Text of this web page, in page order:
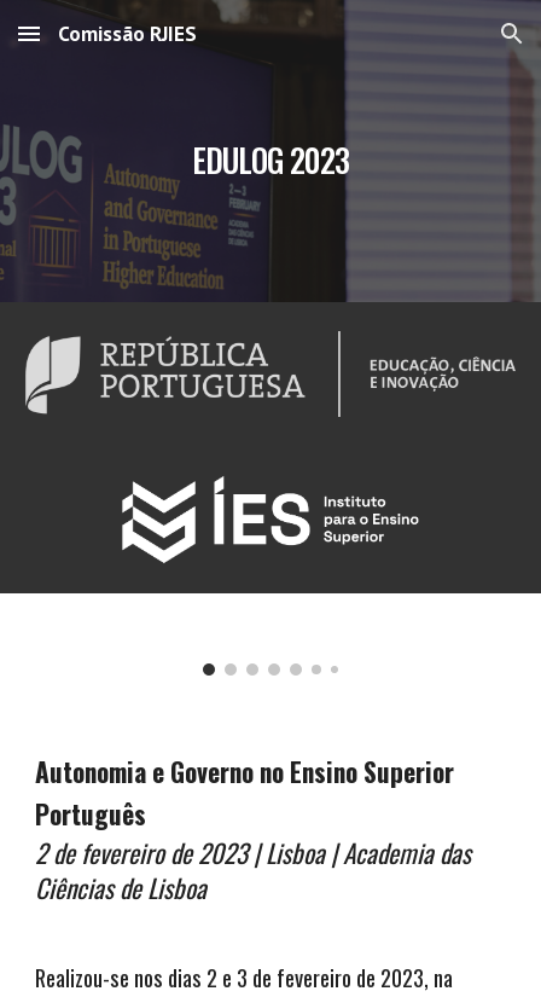
Skip to main content Skip to navigation
Comissão RJIES
EDULOG 2023
Autonomia e Governo no Ensino Superior
Português
2 de fevereiro de 2023 | Lisboa | Academia das
Ciências de Lisboa
Realizou-se nos dias 2 e 3 de fevereiro de 2023, na